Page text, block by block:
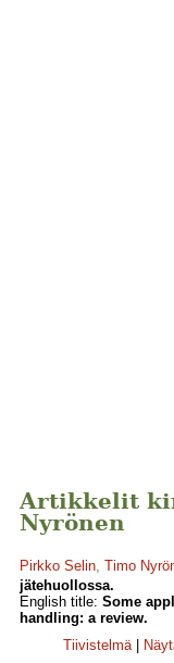
Artikkelit
Nyrönen
Pirkko Selin, Timo
jätehuollossa.
English title: Some
handling: a review.
Tiivistelmä|